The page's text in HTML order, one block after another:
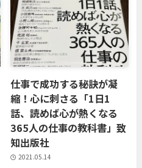
仕事で成功する秘訣が凝
縮！心に刺さる「1日1
話、読めば心が熱くなる
365人の仕事の教科書」致
知出版社
2021.05.14